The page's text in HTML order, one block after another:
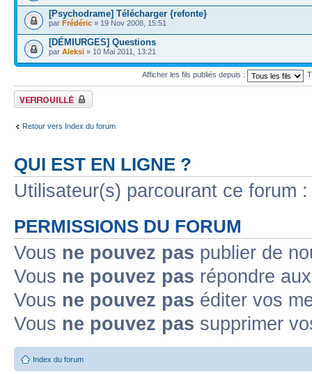
[Psychodrame] Télécharger {refonte}
par Frédéric » 19 Nov 2008, 15:51
[DÉMIURGES] Questions
par Aleksi » 10 Mai 2011, 13:21
Afficher les fils publiés depuis :
Forum verrouillé
Retour vers Index du forum
QUI EST EN LIGNE ?
Utilisateur(s) parcourant ce forum
PERMISSIONS DU FORUM
Vous ne pouvez pas publier de
Vous ne pouvez pas répondre
Vous ne pouvez pas éditer vos
Vous ne pouvez pas supprimer
Index du forum